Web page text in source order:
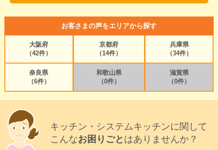
お客さまの声をエリアから探す
大阪府
（42件）
京都府
（14件）
兵庫県
（34件）
奈良県
（6件）
和歌山県
（0件）
滋賀県
（0件）
キッチン・システムキッチンに関して
こんなお困りごとはありませんか？